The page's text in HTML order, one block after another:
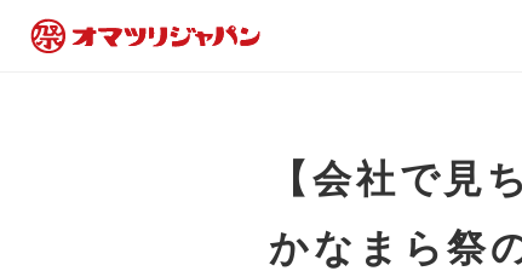
【会社で見
かなまら祭